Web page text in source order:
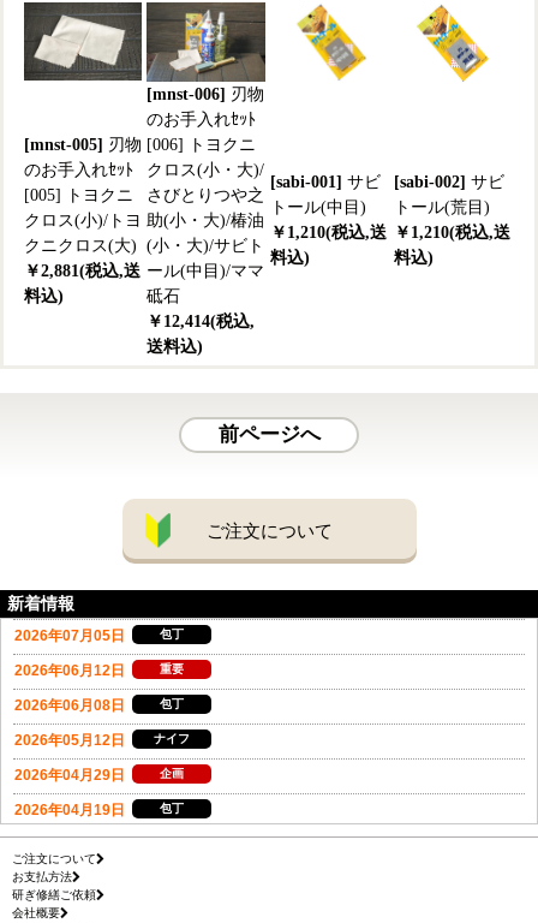
[mnst-005] 刃物
のお手入れｾｯﾄ
[005] トヨクニ
クロス(小)/トヨ
クニクロス(大)
￥2,881(税込,送
料込)
[mnst-006] 刃物
のお手入れｾｯﾄ
[006] トヨクニ
クロス(小・大)/
さびとりつや之
助(小・大)/椿油
(小・大)/サビト
ール(中目)/ママ
砥石
￥12,414(税込,
送料込)
[sabi-001] サビ
トール(中目)
￥1,210(税込,送
料込)
[sabi-002] サビ
トール(荒目)
￥1,210(税込,送
料込)
前ページへ
ご注文について
新着情報
ご注文について
お支払方法
研ぎ修繕ご依頼
会社概要